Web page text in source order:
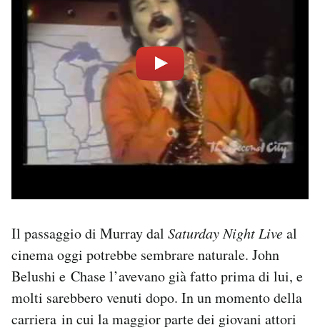
Il passaggio di Murray dal Saturday Night Liveal
cinema oggi potrebbe sembrare naturale. John
Belushi e Chase l’avevano già fatto prima di lui, e
molti sarebbero venuti dopo. In un momento della
carriera in cui la maggior parte dei giovani attori